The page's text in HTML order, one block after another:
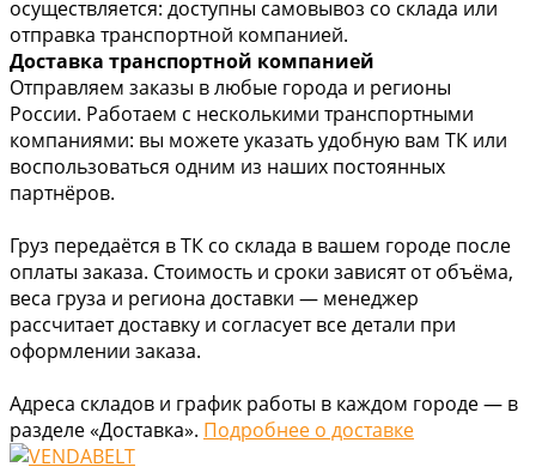
осуществляется: доступны самовывоз со склада или
отправка транспортной компанией.
Доставка транспортной компанией
Отправляем заказы в любые города и регионы
России. Работаем с несколькими транспортными
компаниями: вы можете указать удобную вам ТК или
воспользоваться одним из наших постоянных
партнёров.
Груз передаётся в ТК со склада в вашем городе после
оплаты заказа. Стоимость и сроки зависят от объёма,
веса груза и региона доставки — менеджер
рассчитает доставку и согласует все детали при
оформлении заказа.
Адреса складов и график работы в каждом городе — в
разделе «Доставка». Подробнее о доставке